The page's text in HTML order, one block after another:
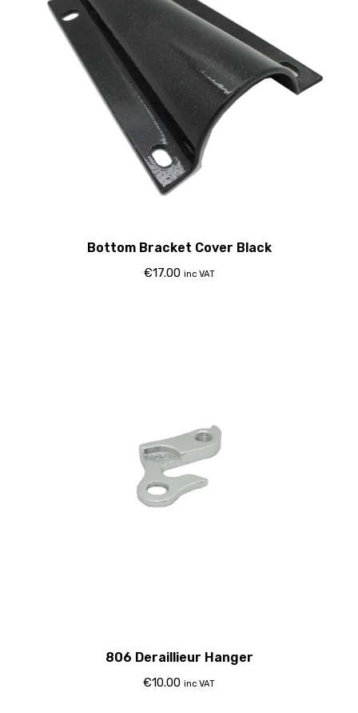
Bottom Bracket Cover Black
€17.00 inc VAT
806 Deraillieur Hanger
€10.00 inc VAT